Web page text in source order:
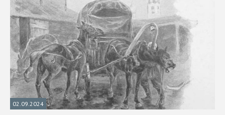
02.09.2024